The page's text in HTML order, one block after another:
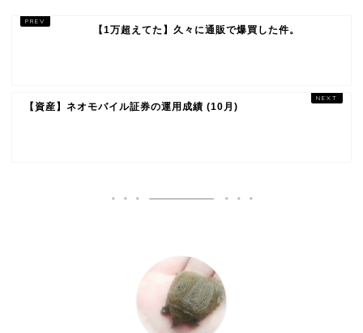
【1万超えてた】久々に通販で爆買した件。
【資産】ネオモバイル証券の運用成績 (10月)